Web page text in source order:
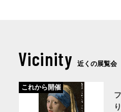
Vicinity 近くの展覧会
これから開催